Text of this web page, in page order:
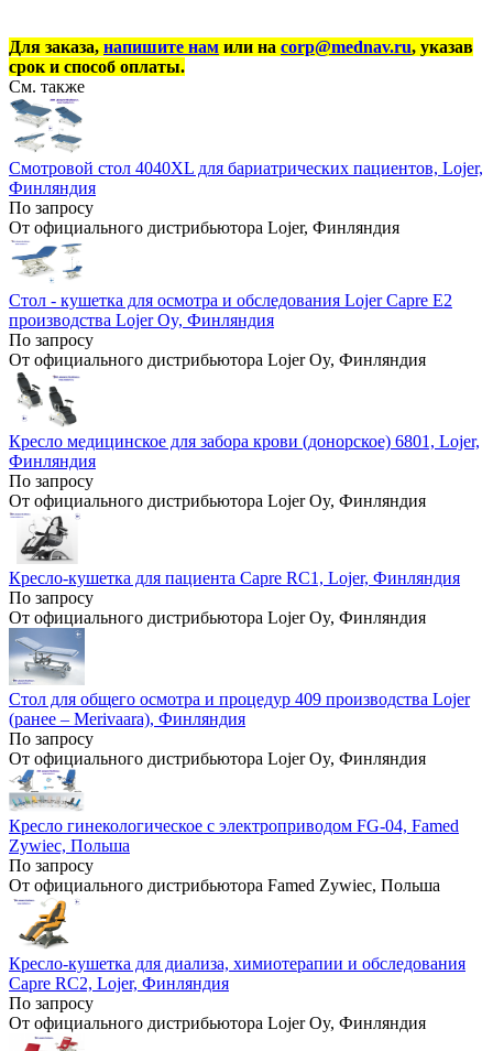
Для заказа, напишите нам или на corp@mednav.ru, указав
срок и способ оплаты.
См. также
Смотровой стол 4040XL для бариатрических пациентов, Lojer,
Финляндия
По запросу
От официального дистрибьютора Lojer, Финляндия
Стол - кушетка для осмотра и обследования Lojer Capre E2
производства Lojer Oy, Финляндия
По запросу
От официального дистрибьютора Lojer Oy, Финляндия
Кресло медицинское для забора крови (донорское) 6801, Lojer,
Финляндия
По запросу
От официального дистрибьютора Lojer Oy, Финляндия
Кресло-кушетка для пациента Capre RC1, Lojer, Финляндия
По запросу
От официального дистрибьютора Lojer Oy, Финляндия
Стол для общего осмотра и процедур 409 производства Lojer
(ранее – Merivaara), Финляндия
По запросу
От официального дистрибьютора Lojer Oy, Финляндия
Кресло гинекологическое с электроприводом FG-04, Famed
Zywiec, Польша
По запросу
От официального дистрибьютора Famed Zywiec, Польша
Кресло-кушетка для диализа, химиотерапии и обследования
Capre RC2, Lojer, Финляндия
По запросу
От официального дистрибьютора Lojer Oy, Финляндия